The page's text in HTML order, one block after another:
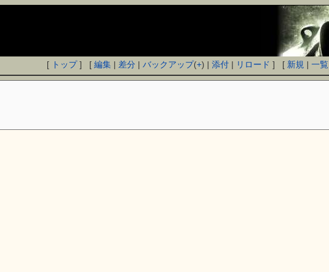
[ トップ] [編集 | 差分 |バックアップ(+) |添付 | リロード ] [ 新規 |一覧